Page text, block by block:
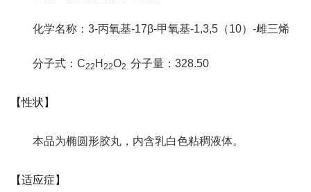
化学名称：3-丙氧基-17β-甲氧基-1,3,5（10）-雌三烯
分子式：C22 H 22O2 分子量：328.50
【性状】
本品为椭圆形胶丸，内含乳白色粘稠液体。
【适应症】